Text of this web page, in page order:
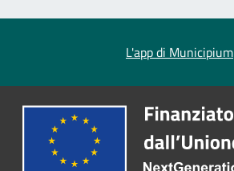
L'app di Municipium